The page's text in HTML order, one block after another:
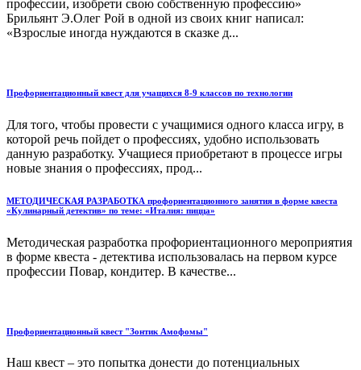
профессии, изобрети свою собственную профессию»
Брильянт Э.Олег Рой в одной из своих книг написал:
«Взрослые иногда нуждаются в сказке д...
Профориентационный квест для учащихся 8-9 классов по технологии
Для того, чтобы провести с учащимися одного класса игру, в
которой речь пойдет о профессиях, удобно использовать
данную разработку. Учащиеся приобретают в процессе игры
новые знания о профессиях, прод...
МЕТОДИЧЕСКАЯ РАЗРАБОТКА профориентационного занятия в форме квеста
«Кулинарный детектив» по теме: «Италия: пицца»
Методическая разработка профориентационного мероприятия
в форме квеста - детектива использовалась на первом курсе
профессии Повар, кондитер. В качестве...
Профориентационный квест "Зонтик Амофомы"
Наш квест – это попытка донести до потенциальных